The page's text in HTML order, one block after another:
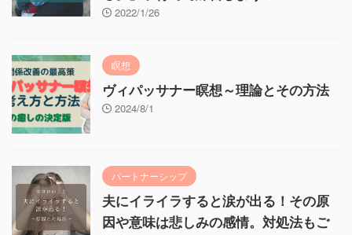
2022/1/26
瞑想
ヴィパッサナー瞑想～理論とその方法
2024/8/1
パートナーシップ
夫にイライラすると涙が出る！その原
因や意味は悲しみの感情。対処法もご